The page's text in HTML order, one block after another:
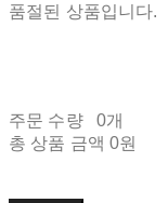
품절된 상품입니다.
주문 수량
0개
총 상품 금액 0원